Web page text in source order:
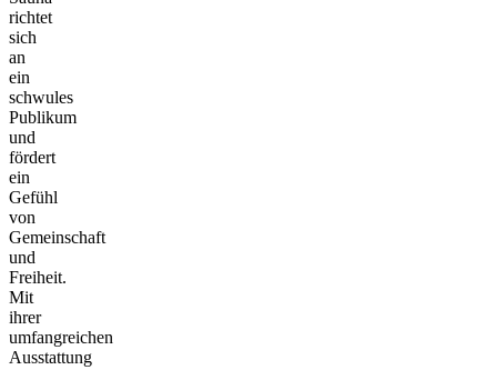
richtet
sich
an
ein
schwules
Publikum
und
fördert
ein
Gefühl
von
Gemeinschaft
und
Freiheit.
Mit
ihrer
umfangreichen
Ausstattung